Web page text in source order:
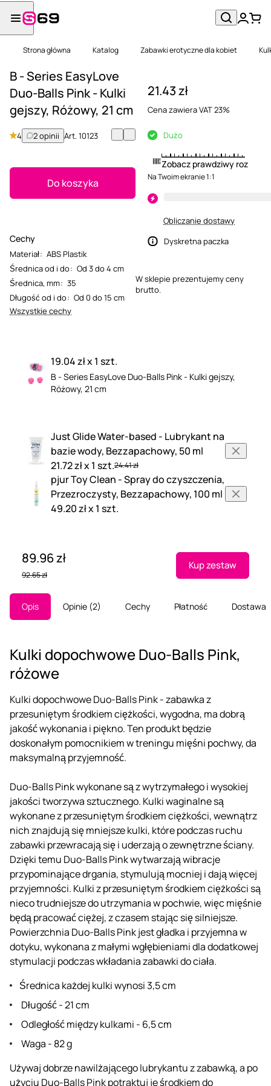
Strona główna Katalog Zabawki erotyczne dla kobiet
B - Series EasyLove
Duo-Balls Pink - Kulki
gejszy, Różowy, 21 cm
4 2 opinii Art.10123
Do koszyka
Cechy
Materiał: ABS Plastik
Średnica od i do: Od 3 do 4 cm
Średnica, mm: 35
Długość od i do: Od 0 do 15 cm
Wszystkie cechy
21.43 zł
Cena zawiera VAT 23%
Dużo
Zobacz prawdziwy rozmiar
Na Twoim ekranie 1:1
Obliczanie dostawy
Dyskretna paczka
W sklepie prezentujemy ceny
brutto.
19.04 zł x 1 szt.
B - Series EasyLove Duo-Balls Pink - Kulki gejszy,
Różowy, 21 cm
Just Glide Water-based - Lubrykant na
bazie wody, Bezzapachowy, 50 ml
21.72 zł x 1 szt.24.41 zł
pjur Toy Clean - Spray do czyszczenia,
Przezroczysty, Bezzapachowy, 100 ml
49.20 zł x 1 szt.
89.96 zł
92.65 zł
Kup zestaw
Opis Opinie 2 Cechy Płatność Dostawa
Kulki dopochwowe Duo-Balls Pink,
różowe
Kulki dopochwowe Duo-Balls Pink - zabawka z
przesuniętym środkiem ciężkości, wygodna, ma dobrą
jakość wykonania i piękno. Ten produkt będzie
doskonałym pomocnikiem w treningu mięśni pochwy, da
maksymalną przyjemność.
Duo-Balls Pink wykonane są z wytrzymałego i wysokiej
jakości tworzywa sztucznego. Kulki waginalne są
wykonane z przesuniętym środkiem ciężkości, wewnątrz
nich znajdują się mniejsze kulki, które podczas ruchu
zabawki przewracają się i uderzają o zewnętrzne ściany.
Dzięki temu Duo-Balls Pink wytwarzają wibracje
przypominające drgania, stymulują mocniej i dają więcej
przyjemności. Kulki z przesuniętym środkiem ciężkości są
nieco trudniejsze do utrzymania w pochwie, więc mięśnie
będą pracować ciężej, z czasem stając się silniejsze.
Powierzchnia Duo-Balls Pink jest gładka i przyjemna w
dotyku, wykonana z małymi wgłębieniami dla dodatkowej
stymulacji podczas wkładania zabawki do ciała.
Średnica każdej kulki wynosi 3,5 cm
Długość - 21 cm
Odległość między kulkami - 6,5 cm
Waga - 82 g
Używaj dobrze nawilżającego lubrykantu z zabawką, a po
użyciu Duo-Balls Pink potraktuj je środkiem do